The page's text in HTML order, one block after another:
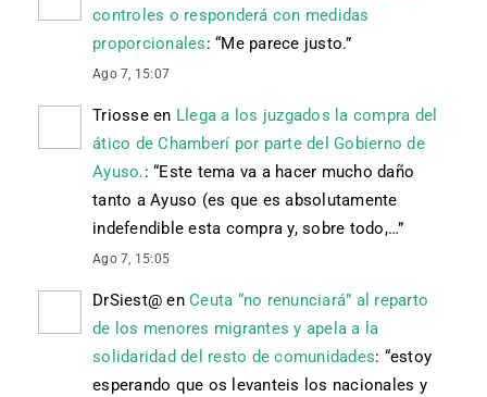
controles o responderá con medidas
proporcionales: “Me parece justo.”
Ago 7, 15:07
Triosseen Llega a los juzgados la compra del
ático de Chamberí por parte del Gobierno de
Ayuso.: “Este tema va a hacer mucho daño
tanto a Ayuso (es que es absolutamente
indefendible esta compra y, sobre todo,…”
Ago 7, 15:05
DrSiest@ en Ceuta “no renunciará” al reparto
de los menores migrantes y apela a la
solidaridad del resto de comunidades: “estoy
esperando que os levanteis los nacionales y